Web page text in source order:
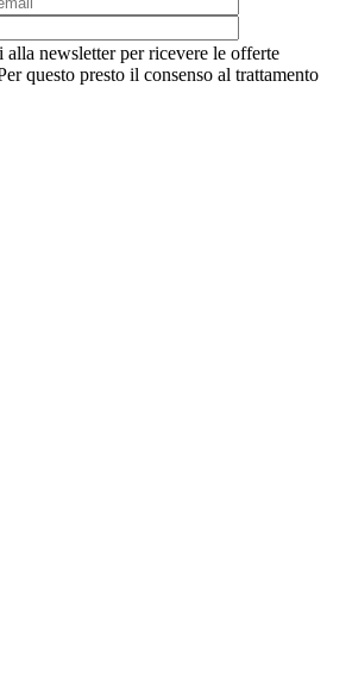
newsletter per ricevere le offerte
questo presto il consenso al trattamento